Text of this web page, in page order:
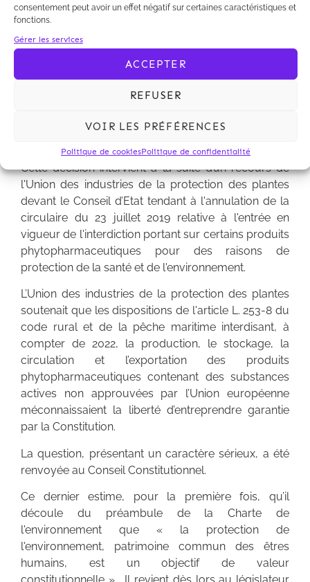
consentement peut avoir un effet négatif sur certaines caractéristiques et
fonctions.
Gérer les services
ACCEPTER
REFUSER
VOIR LES PRÉFÉRENCES
Politique de cookiesPolitique de confidentialité
A l’occasion d’une question prioritaire de
constitutionnalité (QPC) du 31 janvier 2020, le Conseil
constitutionnel reconnait, pour la première fois, que
la protection de l'environnement constitue un
Cette décision intervient à la suite d’un recours de
l'Union des industries de la protection des plantes
devant le Conseil d’Etat tendant à l'annulation de la
circulaire du 23 juillet 2019 relative à l'entrée en
vigueur de l'interdiction portant sur certains produits
phytopharmaceutiques pour des raisons de
protection de la santé et de l'environnement.
L’Union des industries de la protection des plantes
soutenait que les dispositions de l'article L. 253-8 du
code rural et de la pêche maritime interdisant, à
compter de 2022, la production, le stockage, la
circulation et l’exportation des produits
phytopharmaceutiques contenant des substances
actives non approuvées par l’Union européenne
méconnaissaient la liberté d’entreprendre garantie
par la Constitution.
La question, présentant un caractère sérieux, a été
renvoyée au Conseil Constitutionnel.
Ce dernier estime, pour la première fois, qu’il
découle du préambule de la Charte de
l'environnement que « la protection de
l'environnement, patrimoine commun des êtres
humains, est un objectif de valeur